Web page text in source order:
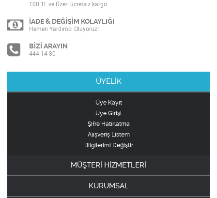
100 TL ve Üzeri ücretsiz kargo
İADE & DEĞİŞİM KOLAYLIĞI
Hemen Yardımcı Oluyoruz!
BİZİ ARAYIN
444 14 80
ÜYELİK
Üye Kayıt
Üye Girişi
Şifre Hatırlatma
Alışveriş Listem
Bilgilerimi Değiştir
MÜŞTERİ HİZMETLERİ
KURUMSAL